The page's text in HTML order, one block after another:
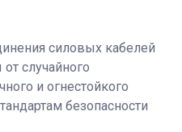
силовых кабелей
случайного
и огнестойкого
безопасности